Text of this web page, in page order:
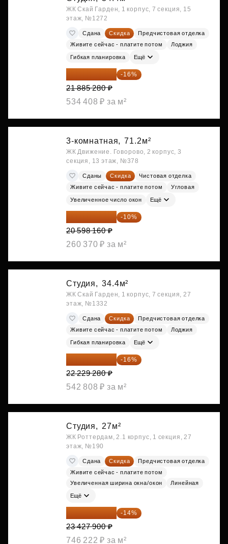
ЖК Скай Гарден, 1 корпус, 7 секция, 15
этаж, №1272
Сдана Скидка
Предчистовая отделка
Живите сейчас - платите потом
Лоджия
Гибкая планировка Ещё
18 383 635 ₽ -16%
21 885 280 ₽
534 408 ₽ за м²
3-комнатная, 71.2м²
ЖК Движение. Говорово, 2 корпус, 3
секция, 13 этаж, №378
Сданы Скидка
Чистовая отделка
Живите сейчас - платите потом
Угловая
Увеличенное число окон Ещё
18 538 344 ₽ -10%
20 598 160 ₽
260 370 ₽ за м²
Студия, 34.4м²
ЖК Скай Гарден, 1 корпус, 7 секция, 27
этаж, №1332
Сдана Скидка
Предчистовая отделка
Живите сейчас - платите потом
Лоджия
Гибкая планировка Ещё
18 672 595 ₽ -16%
22 229 280 ₽
542 808 ₽ за м²
Студия, 27м²
ЖК Роттердам, 2.1 корпус, 1 секция, 27
этаж, №190
Сдана Скидка
Предчистовая отделка
Живите сейчас - платите потом
Увеличенная ширина окна/окон
Линейная
Ещё
20 147 994 ₽ -14%
23 427 900 ₽
746 222 ₽ за м²